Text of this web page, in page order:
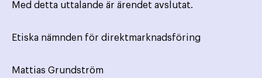
Med detta uttalande är ärendet avslutat.
Etiska nämnden för direktmarknadsföring
Mattias Grundström